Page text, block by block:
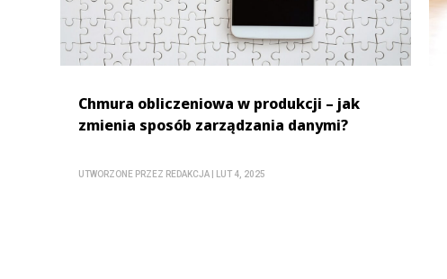
Chmura obliczeniowa w produkcji – jak
zmienia sposób zarządzania danymi?
UTWORZONE PRZEZ REDAKCJA LUT 4, 2025